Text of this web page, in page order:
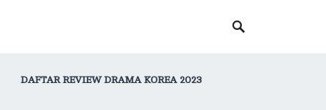
DAFTAR REVIEW DRAMA KOREA 2023